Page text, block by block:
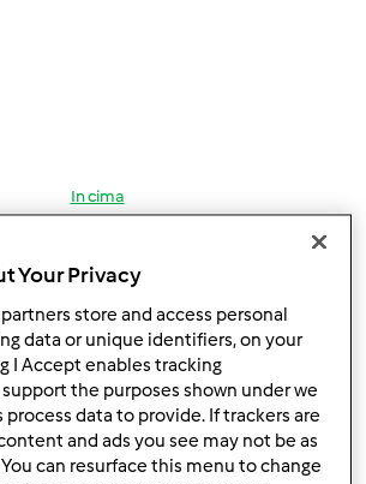
In cima
Your Privacy
partners store and access personal
data or unique identifiers, on your
I Accept enables tracking
the purposes shown under we
process data to provide. If trackers are
and ads you see may not be as
can resurface this menu to change